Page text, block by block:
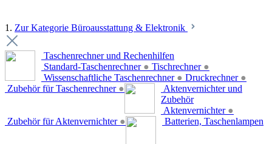
1. Zur Kategorie Büroausstattung & Elektronik
Taschenrechner und Rechenhilfen
Standard-Taschenrechner ● Tischrechner ●
Wissenschaftliche Taschenrechner ● Druckrechner ●
Zubehör für Taschenrechner ●
Aktenvernichter und
Zubehör
Aktenvernichter ●
Zubehör für Aktenvernichter ● Batterien, Taschenlampen